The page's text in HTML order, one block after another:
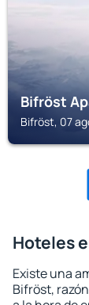
Bifröst
Bifröst, 07
Hoteles
Existe una
Bifröst,